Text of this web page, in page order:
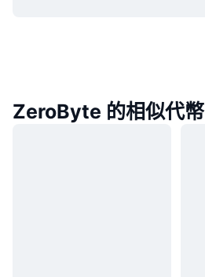
ZeroByte 的相似代幣